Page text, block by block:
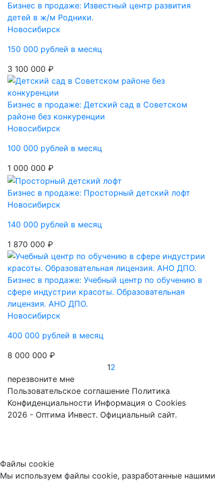
Бизнес в продаже: Известный центр развития
детей в ж/м Родники.
Новосибирск
150 000 рублей в месяц
3 100 000 ₽
Бизнес в продаже: Детский сад в Советском
районе без конкуренции
Новосибирск
100 000 рублей в месяц
1 000 000 ₽
Бизнес в продаже: Просторный детский лофт
Новосибирск
140 000 рублей в месяц
1 870 000 ₽
Бизнес в продаже: Учебный центр по обучению в
сфере индустрии красоты. Образовательная
лицензия. АНО ДПО.
Новосибирск
400 000 рублей в месяц
8 000 000 ₽
12
перезвоните мне
Пользовательское соглашение Политика
Конфиденциальности Информация о Cookies
2026 - Оптима Инвест. Официальный сайт.
Файлы cookie
Мы используем файлы cookie, разработанные нашими